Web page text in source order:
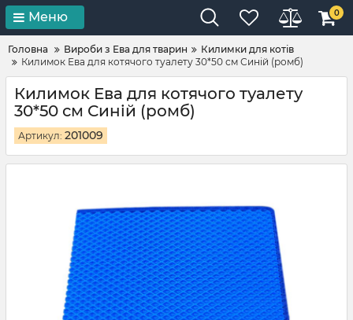
Меню 0
Головна Вироби з Ева для тварин
Килимки для котів
Килимок Ева для котячого туалету 30*50 см Синій (ромб)
Килимок Ева для котячого туалету
30*50 см Синій (ромб)
Артикул: 201009